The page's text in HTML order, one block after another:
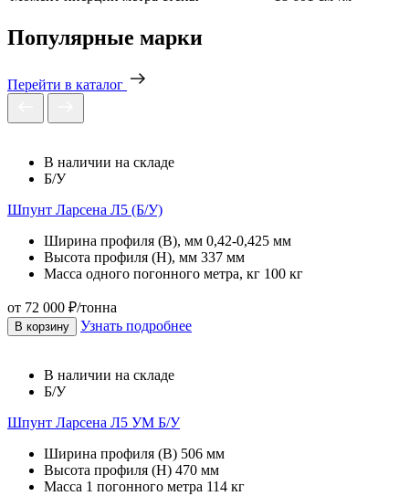
Популярные марки
Перейти в каталог
В наличии на складе
Б/У
Шпунт Ларсена Л5 (Б/У)
Ширина профиля (B), мм 0,42-0,425 мм
Высота профиля (H), мм 337 мм
Масса одного погонного метра, кг 100 кг
от 72 000 ₽/тонна
В корзину Узнать подробнее
В наличии на складе
Б/У
Шпунт Ларсена Л5 УМ Б/У
Ширина профиля (В) 506 мм
Высота профиля (Н) 470 мм
Масса 1 погонного метра 114 кг